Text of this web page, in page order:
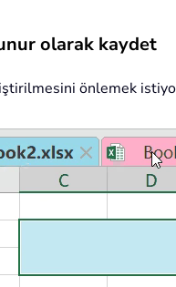
olarak kaydet
önlemek